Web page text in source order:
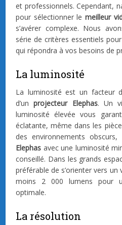
et professionnels. Cependant,
pour sélectionner le meilleur
s’avérer complexe. Nous
série de critères essentiels
qui répondra à vos besoins de
La luminosité
La luminosité est un facteur
d’unprojecteur Elephas. Un
luminosité élevée vous
éclatante, même dans les
des environnements
Elephas avec une luminosité
conseillé. Dans les grands
préférable de s’orienter vers
moins 2 000 lumens pour
optimale.
La résolution